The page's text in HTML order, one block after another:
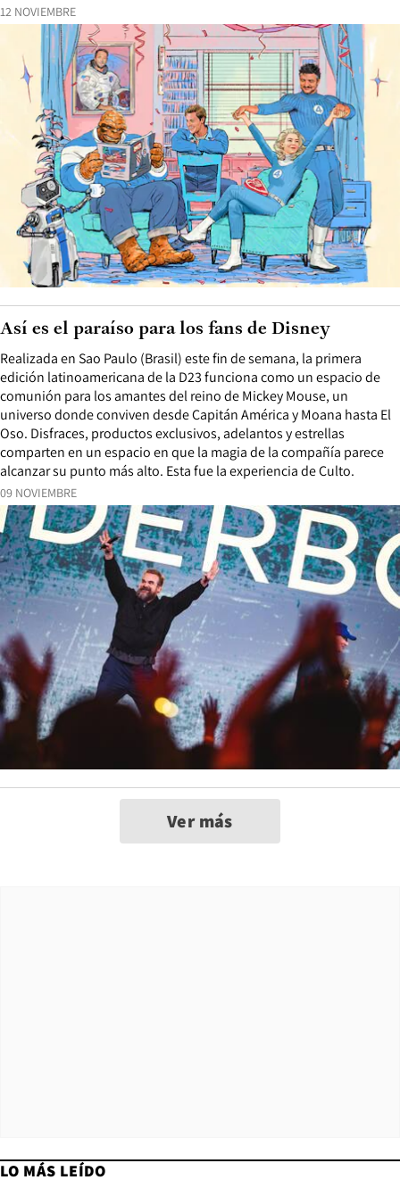
12 NOVIEMBRE
09 NOVIEMBRE
Realizada en Sao Paulo (Brasil) este fin de semana, la primera
edición latinoamericana de la D23 funciona como un espacio de
comunión para los amantes del reino de Mickey Mouse, un
universo donde conviven desde Capitán América y Moana hasta El
Oso. Disfraces, productos exclusivos, adelantos y estrellas
comparten en un espacio en que la magia de la compañía parece
alcanzar su punto más alto. Esta fue la experiencia de Culto.
Así es el paraíso para los fans de Disney
Ver más
LO MÁS LEÍDO